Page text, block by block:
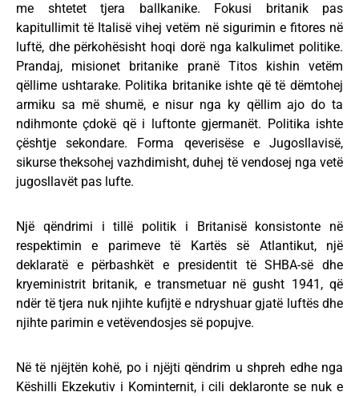
me shtetet tjera ballkanike. Fokusi britanik pas
kapitullimit të Italisë vihej vetëm në sigurimin e fitores në
luftë, dhe përkohësisht hoqi dorë nga kalkulimet politike.
Prandaj, misionet britanike pranë Titos kishin vetëm
qëllime ushtarake. Politika britanike ishte që të dëmtohej
armiku sa më shumë, e nisur nga ky qëllim ajo do ta
ndihmonte çdokë që i luftonte gjermanët. Politika ishte
çështje sekondare. Forma qeverisëse e Jugosllavisë,
sikurse theksohej vazhdimisht, duhej të vendosej nga vetë
jugosllavët pas lufte.
Një qëndrimi i tillë politik i Britanisë konsistonte në
respektimin e parimeve të Kartës së Atlantikut, një
deklaratë e përbashkët e presidentit të SHBA-së dhe
kryeministrit britanik, e transmetuar në gusht 1941, që
ndër të tjera nuk njihte kufijtë e ndryshuar gjatë luftës dhe
njihte parimin e vetëvendosjes së popujve.
Në të njëjtën kohë, po i njëjti qëndrim u shpreh edhe nga
Këshilli Ekzekutiv i Kominternit, i cili deklaronte se nuk e